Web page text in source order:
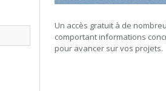
Un accès gratuit à de
comportant informations
pour avancer sur vos projets.